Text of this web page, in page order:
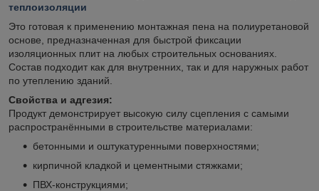
теплоизоляции
Это готовая к применению монтажная пена на полиуретановой
основе, предназначенная для быстрой фиксации
изоляционных плит на любых строительных основаниях.
Состав подходит как для внутренних, так и для наружных работ
по утеплению зданий.
Свойства и адгезия:
Продукт демонстрирует высокую силу сцепления с самыми
распространёнными в строительстве материалами:
бетонными и оштукатуренными поверхностями;
кирпичной кладкой и цементными стяжками;
ПВХ-конструкциями;